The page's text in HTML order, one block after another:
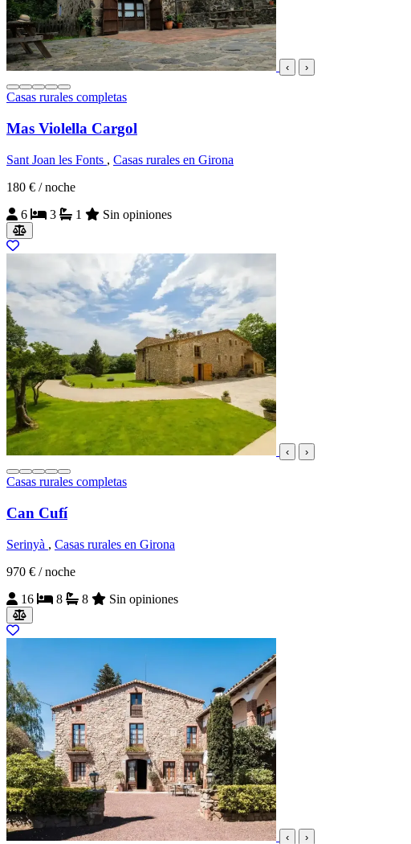
‹ ›
Casas rurales completas
Mas Violella Cargol
Sant Joan les Fonts , Casas rurales en Girona
180 € / noche
6
3 1 Sin opiniones
‹ ›
Casas rurales completas
Can Cufí
Serinyà , Casas rurales en Girona
970 € / noche
16
8 8 Sin opiniones
‹ ›